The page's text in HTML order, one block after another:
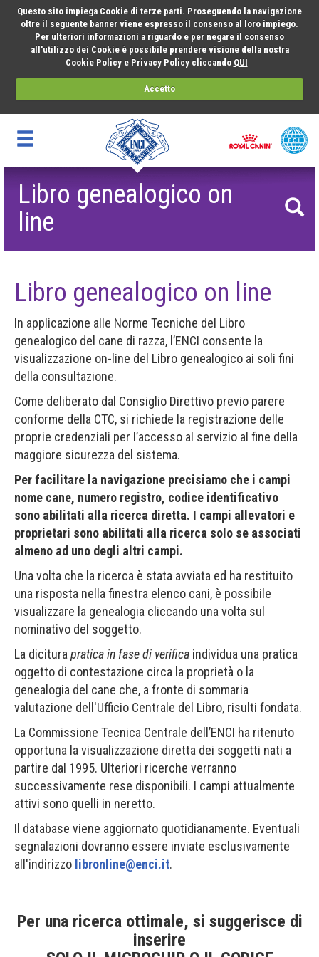
Questo sito impiega Cookie di terze parti. Proseguendo la navigazione
oltre il seguente banner viene espresso il consenso al loro impiego.
Per ulteriori informazioni a riguardo e per negare il consenso
all'utilizzo dei Cookie è possibile prendere visione della nostra
Cookie Policy e Privacy Policy cliccando QUI
Accetto
Libro genealogico on
line
Libro genealogico on line
In applicazione alle Norme Tecniche del Libro
genealogico del cane di razza, l’ENCI consente la
visualizzazione on-line del Libro genealogico ai soli fini
della consultazione.
Come deliberato dal Consiglio Direttivo previo parere
conforme della CTC, si richiede la registrazione delle
proprie credenziali per l’accesso al servizio al fine della
maggiore sicurezza del sistema.
Per facilitare la navigazione precisiamo che i campi
nome cane, numero registro, codice identificativo
sono abilitati alla ricerca diretta. I campi allevatori e
proprietari sono abilitati alla ricerca solo se associati
almeno ad uno degli altri campi.
Una volta che la ricerca è stata avviata ed ha restituito
una risposta nella finestra elenco cani, è possibile
visualizzare la genealogia cliccando una volta sul
nominativo del soggetto.
La dicitura pratica in fase di verifica individua una pratica
oggetto di contestazione circa la proprietà o la
genealogia del cane che, a fronte di sommaria
valutazione dell'Ufficio Centrale del Libro, risulti fondata.
La Commissione Tecnica Centrale dell’ENCI ha ritenuto
opportuna la visualizzazione diretta dei soggetti nati a
partire dal 1995. Ulteriori ricerche verranno
successivamente rese disponibili. I campi attualmente
attivi sono quelli in neretto.
Il database viene aggiornato quotidianamente. Eventuali
segnalazioni dovranno essere inviate esclusivamente
all'indirizzo libronline@enci.it.
Per una ricerca ottimale, si suggerisce di
inserire